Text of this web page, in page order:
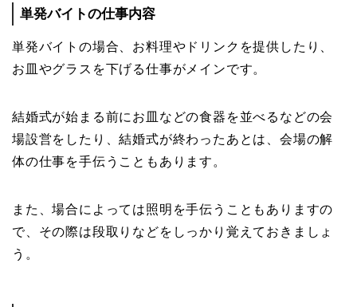
単発バイトの仕事内容
単発バイトの場合、お料理やドリンクを提供したり、
お皿やグラスを下げる仕事がメインです。
結婚式が始まる前にお皿などの食器を並べるなどの会
場設営をしたり、結婚式が終わったあとは、会場の解
体の仕事を手伝うこともあります。
また、場合によっては照明を手伝うこともありますの
で、その際は段取りなどをしっかり覚えておきましょ
う。